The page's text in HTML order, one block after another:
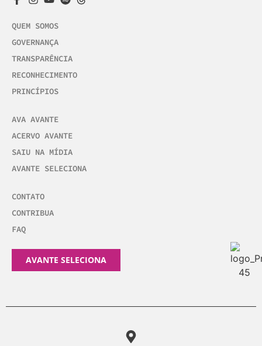
QUEM SOMOS
GOVERNANÇA
TRANSPARÊNCIA
RECONHECIMENTO
PRINCÍPIOS
AVA AVANTE
ACERVO AVANTE
SAIU NA MÍDIA
AVANTE SELECIONA
CONTATO
CONTRIBUA
FAQ
AVANTE SELECIONA